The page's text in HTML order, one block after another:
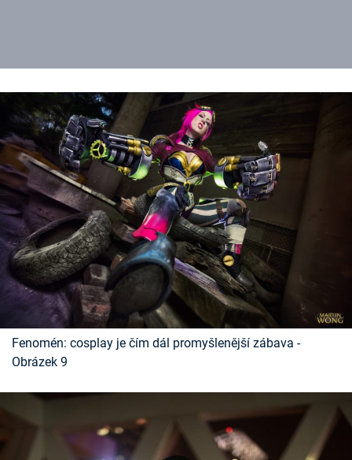
Fenomén: cosplay je čím dál promyšlenější zábava -
Obrázek 9